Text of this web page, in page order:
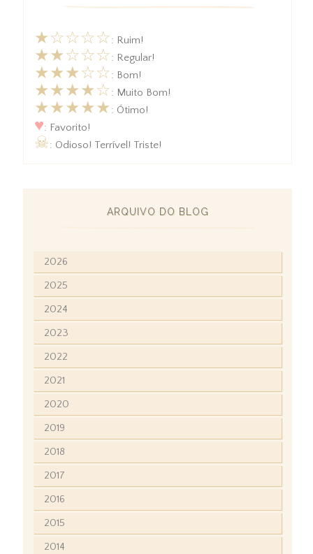
★☆☆☆☆: Ruim!
★★☆☆☆: Regular!
★★★☆☆: Bom!
★★★★☆: Muito Bom!
★★★★★: Ótimo!
♥: Favorito!
☠: Odioso! Terrível! Triste!
ARQUIVO DO BLOG
2026
2025
2024
2023
2022
2021
2020
2019
2018
2017
2016
2015
2014